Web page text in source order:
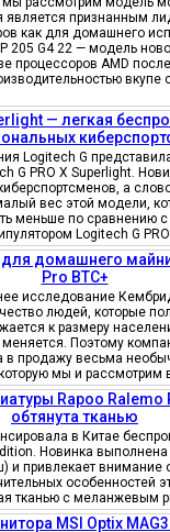
является признанным
как для домашнего
205 G4 22 — модель
процессоров AMD
вкупе
— легкая
Logitech G
G PRO X Superlight.
а
вес этой модели,
меньше по сравнению
Logitech G
домашнего
Pro BTC+
исследование
людей, которые
к размеру
Поэтому
в продажу весьма
мы и рассмотрим
Rapoo Ralemo
обтянута тканью
в Китае
Новинка
и привлекает внимание
особенностей
тканью с меланжевым
MSI Optix